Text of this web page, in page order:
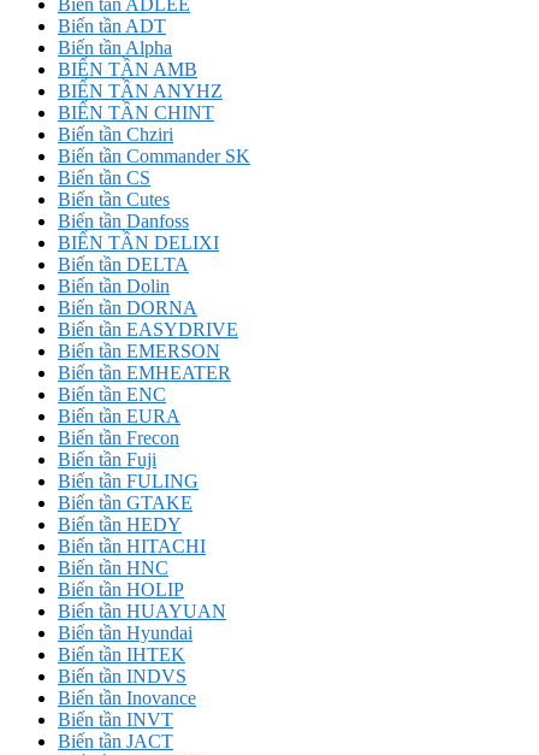
Biến tần ADLEE
Biến tần ADT
Biến tần Alpha
BIẾN TẦN AMB
BIẾN TẦN ANYHZ
BIẾN TẦN CHINT
Biến tần Chziri
Biến tần Commander SK
Biến tần CS
Biến tần Cutes
Biến tần Danfoss
BIẾN TẦN DELIXI
Biến tần DELTA
Biến tần Dolin
Biến tần DORNA
Biến tần EASYDRIVE
Biến tần EMERSON
Biến tần EMHEATER
Biến tần ENC
Biến tần EURA
Biến tần Frecon
Biến tần Fuji
Biến tần FULING
Biến tần GTAKE
Biến tần HEDY
Biến tần HITACHI
Biến tần HNC
Biến tần HOLIP
Biến tần HUAYUAN
Biến tần Hyundai
Biến tần IHTEK
Biến tần INDVS
Biến tần Inovance
Biến tần INVT
Biến tần JACT